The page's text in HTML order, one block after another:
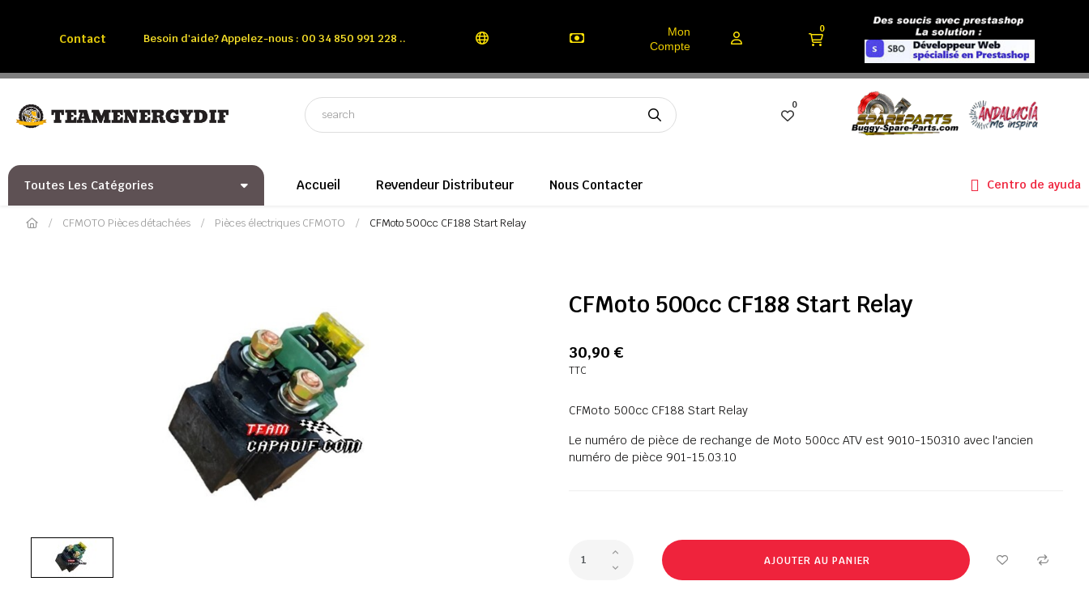
Contact Besoin d'aide? Appelez-nous : 00 34 850 991 228 ..
Mon
Compte
0
0
Toutes Les Catégories Accueil Revendeur Distributeur Nous Contacter Centro de ayuda
CFMOTO Pièces détachées Pièces électriques CFMOTO CFMoto 500cc CF188 Start Relay
CFMoto 500cc CF188 Start Relay
30,90 €
TTC
CFMoto 500cc CF188 Start Relay
Le numéro de pièce de rechange de Moto 500cc ATV est 9010-150310 avec l'ancien
numéro de pièce 901-15.03.10
AJOUTER AU PANIER